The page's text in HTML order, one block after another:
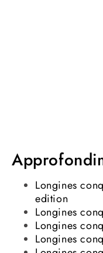
Longines
edition
Longines
Longines
Longines